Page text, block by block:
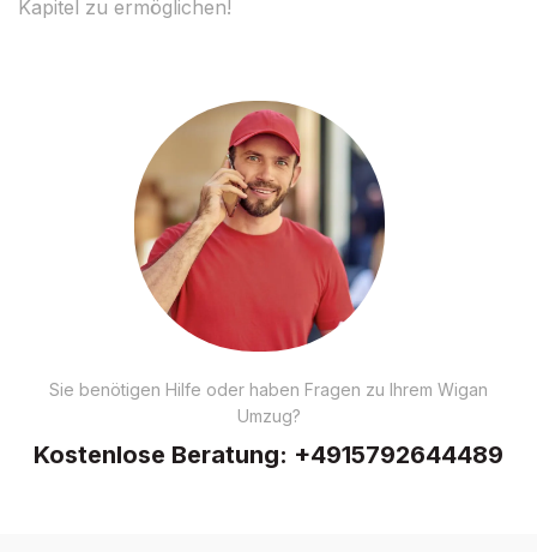
Kapitel zu ermöglichen!
Sie benötigen Hilfe oder haben Fragen zu Ihrem Wigan
Umzug?
Kostenlose Beratung: +4915792644489